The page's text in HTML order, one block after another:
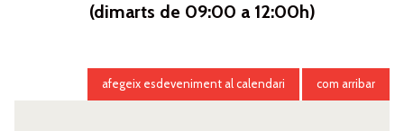
(dimarts de 09:00 a 12:00h)
afegeix esdeveniment al calendari com arribar